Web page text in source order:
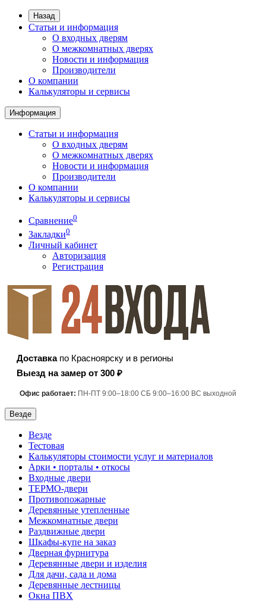
Назад
Статьи и информация
О входных дверям
О межкомнатных дверях
Новости и информация
Производители
О компании
Калькуляторы и сервисы
Информация
Статьи и информация
О входных дверям
О межкомнатных дверях
Новости и информация
Производители
О компании
Калькуляторы и сервисы
Сравнение0
Закладки0
Личный кабинет
Авторизация
Регистрация
Доставкапо Красноярску и в регионы
Выезд на замер от 300 ₽
Офис работает: ПН-ПТ 9:00–18:00 СБ 9:00–16:00 ВС выходной
Везде
Везде
Тестовая
Калькуляторы стоимости услуг и материалов
Арки • порталы • откосы
Входные двери
ТЕРМО-двери
Противопожарные
Деревянные утепленные
Межкомнатные двери
Раздвижные двери
Шкафы-купе на заказ
Дверная фурнитура
Деревянные двери и изделия
Для дачи, сада и дома
Деревянные лестницы
Окна ПВХ